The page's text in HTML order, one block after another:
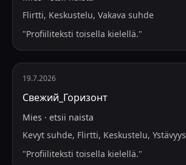
Flirtti, Keskustelu, Vakava suhde
"Profiiliteksti toisella kielellä."
19.7.2026
Свежий_Горизонт
Mies · etsii naista
Kevyt suhde, Flirtti, Keskustelu, Ystävyys
"Profiiliteksti toisella kielellä."